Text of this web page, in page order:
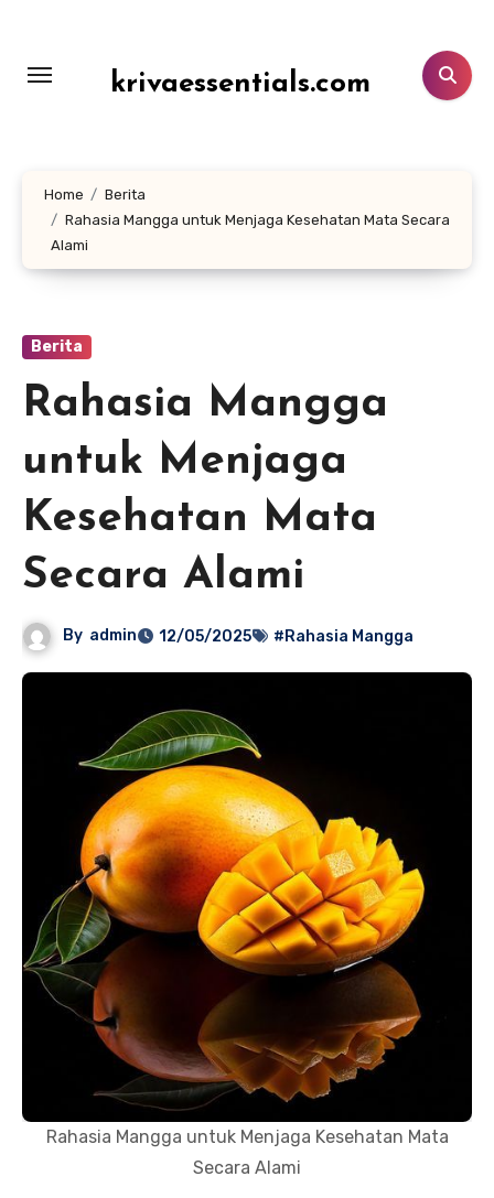
konten
krivaessentials.com
Home
Berita
Rahasia Mangga untuk Menjaga Kesehatan Mata Secara
Alami
Berita
Rahasia Mangga
untuk Menjaga
Kesehatan Mata
Secara Alami
By admin 12/05/2025 #Rahasia Mangga
Rahasia Mangga untuk Menjaga Kesehatan Mata
Secara Alami